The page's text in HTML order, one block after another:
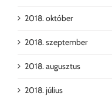
2018. október
2018. szeptember
2018. augusztus
2018. július